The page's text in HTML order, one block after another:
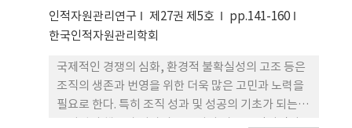
무자원을 증가시키는 행동, 그리고 도전적인 직무요
구를 증가시키는 행동에 정 (+)의 관계가 있는 것으로
밝혀졌다. 그런데, 노력-보상 불균형과 방해되는 직무
요구를 감소시키는 행동에 관계가 없는 것으로 밝혀
졌다. 또한 과도위임과 사회적 직무자원을 증가시키
는 행동, 도전적인 직무요구를 증가시키는 행동에 정
(+)의 관계가 있는 것으로 밝혀졌다. 둘째, 노력-보상
인적자원관리연구 제27권 제5호
pp.141-160
한국인적자원관리학회
국제적인 경쟁의 심화, 환경적 불확실성의 고조 등은
조직의 생존과 번영을 위한 더욱 많은 고민과 노력을
필요로 한다. 특히 조직 성과 및 성공의 기초가 되는